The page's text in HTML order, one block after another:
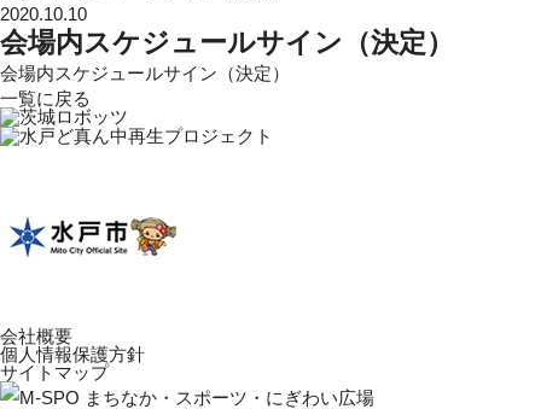
2020.10.10
会場内スケジュールサイン（決定）
会場内スケジュールサイン（決定）
一覧に戻る
会社概要
個人情報保護方針
サイトマップ